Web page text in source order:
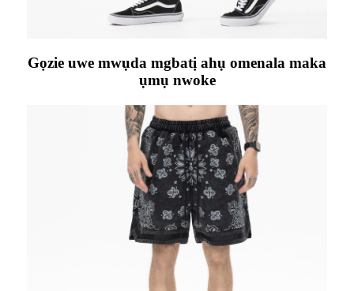
Gọzie uwe mwụda mgbatị ahụ omenala maka
ụmụ nwoke